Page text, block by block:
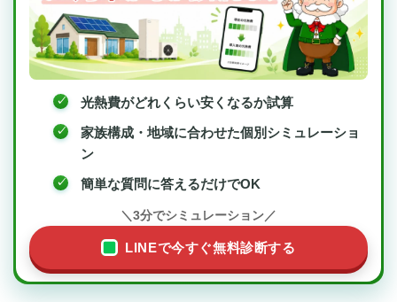
光熱費がどれくらい安くなるか試算
家族構成・地域に合わせた個別シミュレーショ
ン
簡単な質問に答えるだけでOK
＼3分でシミュレーション／
LINEで今すぐ無料診断する